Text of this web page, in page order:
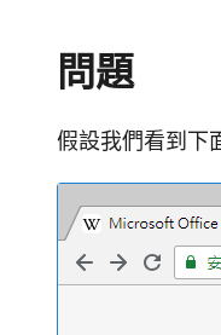
問題
假設我們看到下